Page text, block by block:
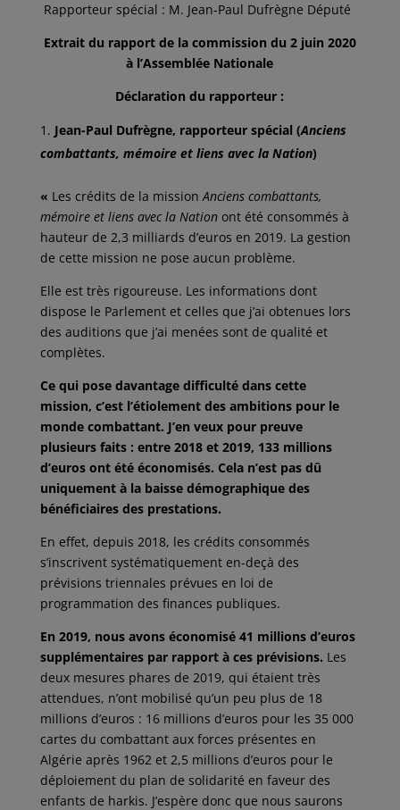
Rapporteur spécial : M. Jean-Paul Dufrègne Député
Extrait du rapport de la commission du 2 juin 2020
à l’Assemblée Nationale
Déclaration du rapporteur :
Jean-Paul Dufrègne, rapporteur spécial (Anciens
combattants, mémoire et liens avec la Nation)
« Les crédits de la missionAnciens combattants,
mémoire et liens avec la Nation ont été consommés à
hauteur de 2,3 milliards d’euros en 2019. La gestion
de cette mission ne pose aucun problème.
Elle est très rigoureuse. Les informations dont
dispose le Parlement et celles que j’ai obtenues lors
des auditions que j’ai menées sont de qualité et
complètes.
Ce qui pose davantage difficulté dans cette
mission, c’est l’étiolement des ambitions pour le
monde combattant. J’en veux pour preuve
plusieurs faits : entre 2018 et 2019, 133 millions
d’euros ont été économisés. Cela n’est pas dû
uniquement à la baisse démographique des
bénéficiaires des prestations.
En effet, depuis 2018, les crédits consommés
s’inscrivent systématiquement en-deçà des
prévisions triennales prévues en loi de
programmation des finances publiques.
En 2019, nous avons économisé 41 millions d’euros
supplémentaires par rapport à ces prévisions. Les
deux mesures phares de 2019, qui étaient très
attendues, n’ont mobilisé qu’un peu plus de 18
millions d’euros : 16 millions d’euros pour les 35 000
cartes du combattant aux forces présentes en
Algérie après 1962 et 2,5 millions d’euros pour le
déploiement du plan de solidarité en faveur des
enfants de harkis. J’espère donc que nous saurons